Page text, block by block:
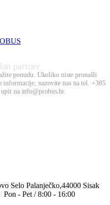
partner
ponudu. Ukoliko niste pronašli
nazovite nas na tel. +385
na info@probus.hr.
Selo Palanječko,44000 Sisak
Pon - Pet / 8:00 - 16:00